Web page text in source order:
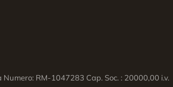
RM-1047283 Cap. Soc. : 20000,00 i.v.